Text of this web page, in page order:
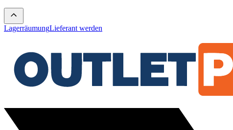
LagerräumungLieferant werden